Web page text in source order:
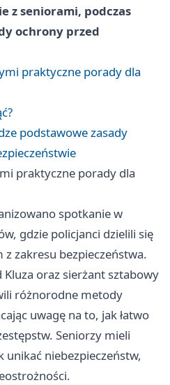
z seniorami, podczas
ochrony przed
praktyczne porady dla
podstawowe zasady
praktyczne porady dla
spotkanie w
gdzie policjanci dzielili się
zakresu bezpieczeństwa.
Kluza oraz sierżant sztabowy
różnorodne metody
uwagę na to, jak łatwo
Seniorzy mieli
unikać niebezpieczeństw,